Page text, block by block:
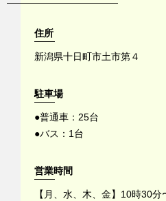
住所
新潟県十日町市土市第４
駐車場
●普通車：25台
●バス：1台
営業時間
【月、水、木、金】10時30